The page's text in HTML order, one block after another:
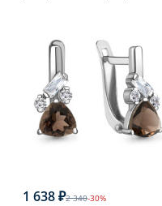
1 638 ₽2 340-30%